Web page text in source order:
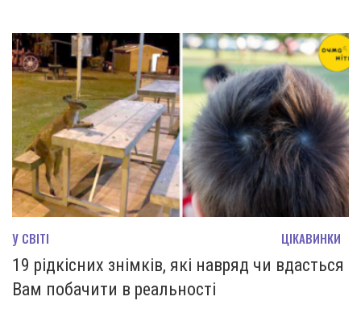
У СВІТІ ЦІКАВИНКИ
19 рідкісних знімків, які навряд чи вдасться
Вам побачити в реальності